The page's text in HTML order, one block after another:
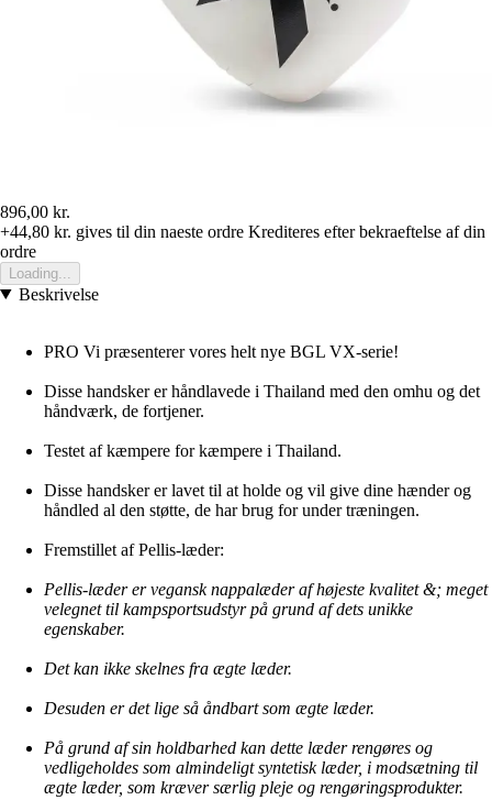
896,00 kr.
+44,80 kr. gives til din naeste ordre Krediteres efter bekraeftelse af din
ordre
Loading...
Beskrivelse
PRO Vi præsenterer vores helt nye BGL VX-serie!
Disse handsker er håndlavede i Thailand med den omhu og det
håndværk, de fortjener.
Testet af kæmpere for kæmpere i Thailand.
Disse handsker er lavet til at holde og vil give dine hænder og
håndled al den støtte, de har brug for under træningen.
Fremstillet af Pellis-læder:
Pellis-læder er vegansk nappalæder af højeste kvalitet &; meget
velegnet til kampsportsudstyr på grund af dets unikke
egenskaber.
Det kan ikke skelnes fra ægte læder.
Desuden er det lige så åndbart som ægte læder.
På grund af sin holdbarhed kan dette læder rengøres og
vedligeholdes som almindeligt syntetisk læder, i modsætning til
ægte læder, som kræver særlig pleje og rengøringsprodukter.